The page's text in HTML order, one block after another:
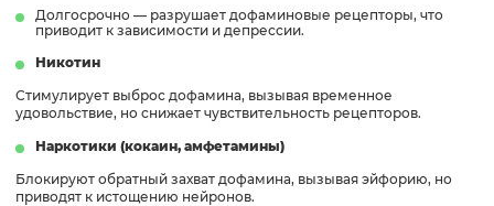
Долгосрочно — разрушает дофаминовые рецепторы, что
приводит к зависимости и депрессии.
Никотин
Стимулирует выброс дофамина, вызывая временное
удовольствие, но снижает чувствительность рецепторов.
Наркотики (кокаин, амфетамины)
Блокируют обратный захват дофамина, вызывая эйфорию, но
приводят к истощению нейронов.